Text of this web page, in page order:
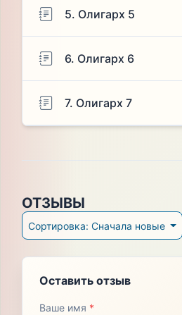
5. Олигарх 5
6. Олигарх 6
7. Олигарх 7
ОТЗЫВЫ
Сортировка: Сначала новые
Оставить отзыв
Ваше имя *